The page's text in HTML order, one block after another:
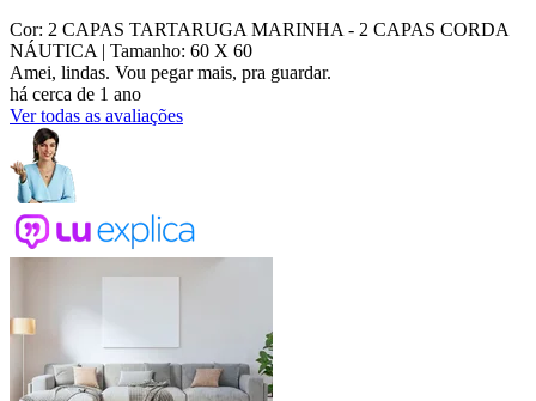
Cor: 2 CAPAS TARTARUGA MARINHA - 2 CAPAS CORDA
NÁUTICA | Tamanho: 60 X 60
Amei, lindas. Vou pegar mais, pra guardar.
há cerca de 1 ano
Ver todas as avaliações